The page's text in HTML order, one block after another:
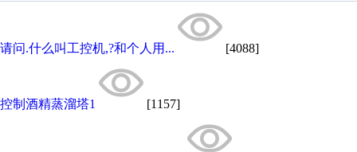
请问.什么叫工控机,?和个人用... [4088]
控制酒精蒸溜塔1 [1157]